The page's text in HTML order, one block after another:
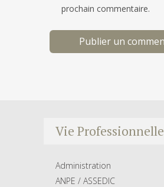
prochain commentaire.
Vie Professionnelle
Administration
ANPE / ASSEDIC